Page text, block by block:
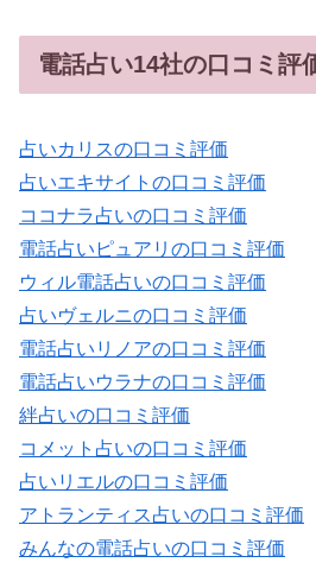
電話占い14社の口コミ評
占いカリスの口コミ評価
占いエキサイトの口コミ評価
ココナラ占いの口コミ評価
電話占いピュアリの口コミ評価
ウィル電話占いの口コミ評価
占いヴェルニの口コミ評価
電話占いリノアの口コミ評価
電話占いウラナの口コミ評価
絆占いの口コミ評価
コメット占いの口コミ評価
占いリエルの口コミ評価
アトランティス占いの口コミ評価
みんなの電話占いの口コミ評価